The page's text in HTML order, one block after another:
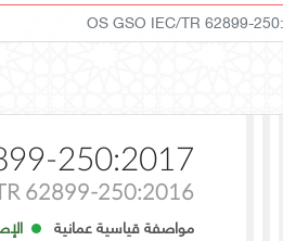
OS GSO IEC/TR 62899-
250:2017
TR 62899-250:2016
مواصفة قياسية عمانية